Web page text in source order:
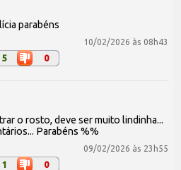
parabéns
10/02/2026 às 08h43
5 0
o rosto, deve ser muito lindinha...
Parabéns %%
09/02/2026 às 23h55
1 0